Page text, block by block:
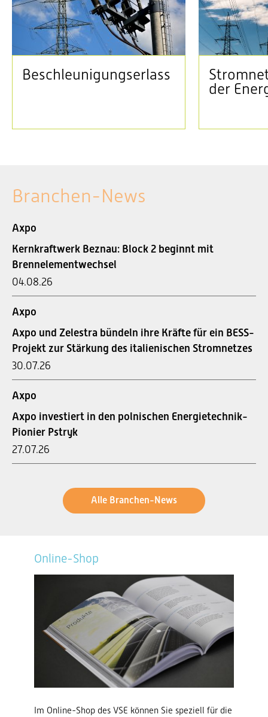
Beschleunigungserlass
der
Branchen-News
Axpo
Kernkraftwerk Beznau: Block 2 beginnt mit
Brennelementwechsel
04.08.26
Axpo
Axpo und Zelestra bündeln ihre Kräfte für ein BESS-
Projekt zur Stärkung des italienischen Stromnetzes
30.07.26
Axpo
Axpo investiert in den polnischen Energietechnik-
Pionier Pstryk
27.07.26
Alle Branchen-News
Online-Shop
Im Online-Shop des VSE können Sie speziell für die